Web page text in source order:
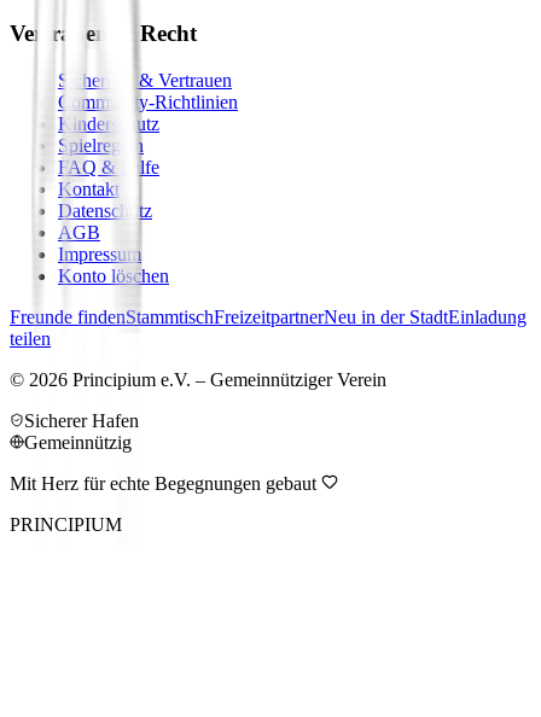
Vertrauen & Recht
Sicherheit & Vertrauen
Community-Richtlinien
Kinderschutz
Spielregeln
FAQ & Hilfe
Kontakt
Datenschutz
AGB
Impressum
Konto löschen
Freunde findenStammtischFreizeitpartnerNeu in der StadtEinladung
teilen
© 2026 Principium e.V. – Gemeinnütziger Verein
Sicherer Hafen
Gemeinnützig
Mit Herz für echte Begegnungen gebaut
PRINCIPIUM